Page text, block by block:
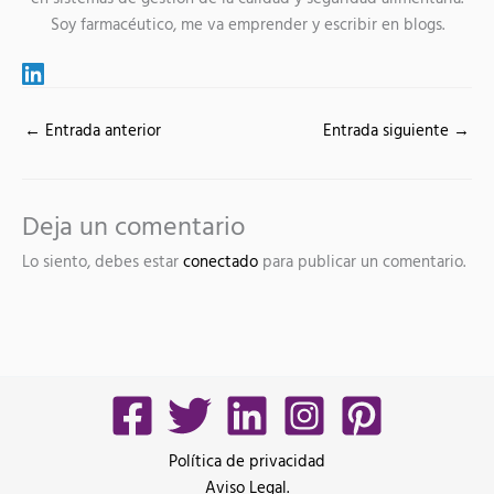
Soy farmacéutico, me va emprender y escribir en blogs.
← Entrada anterior Entrada siguiente →
Deja un comentario
Lo siento, debes estar conectado para publicar un comentario.
Política de privacidad
Aviso Legal.